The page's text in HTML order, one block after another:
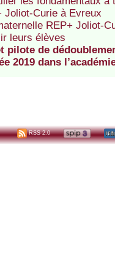
Joliot-Curie à Evreux
REP+ Joliot-
leurs élèves
pilote de
2019 dans
RSS 2.0